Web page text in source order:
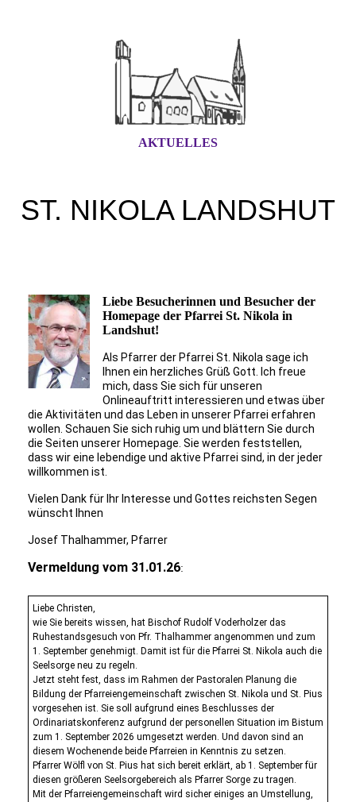
AKTUELLES
ST. NIKOLA LANDSHUT
Liebe Besucherinnen und Besucher der
Homepage der Pfarrei St. Nikola in
Landshut!
Als Pfarrer der Pfarrei St. Nikola sage ich
Ihnen ein herzliches Grüß Gott. Ich freue
mich, dass Sie sich für unseren
Onlineauftritt interessieren und etwas über
die Aktivitäten und das Leben in unserer Pfarrei erfahren
wollen. Schauen Sie sich ruhig um und blättern Sie durch
die Seiten unserer Homepage. Sie werden feststellen,
dass wir eine lebendige und aktive Pfarrei sind, in der jeder
willkommen ist.
Vielen Dank für Ihr Interesse und Gottes reichsten Segen
wünscht Ihnen
Josef Thalhammer, Pfarrer
Vermeldung vom 31.01.26:
Liebe Christen,
wie Sie bereits wissen, hat Bischof Rudolf Voderholzer das
Ruhestandsgesuch von Pfr. Thalhammer angenommen und zum
1. September genehmigt. Damit ist für die Pfarrei St. Nikola auch die
Seelsorge neu zu regeln.
Jetzt steht fest, dass im Rahmen der Pastoralen Planung die
Bildung der Pfarreiengemeinschaft zwischen St. Nikola und St. Pius
vorgesehen ist. Sie soll aufgrund eines Beschlusses der
Ordinariatskonferenz aufgrund der personellen Situation im Bistum
zum 1. September 2026 umgesetzt werden. Und davon sind an
diesem Wochenende beide Pfarreien in Kenntnis zu setzen.
Pfarrer Wölfl von St. Pius hat sich bereit erklärt, ab 1. September für
diesen größeren Seelsorgebereich als Pfarrer Sorge zu tragen.
Mit der Pfarreiengemeinschaft wird sicher einiges an Umstellung,